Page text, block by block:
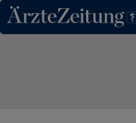
Direkt zum Inhaltsbereich